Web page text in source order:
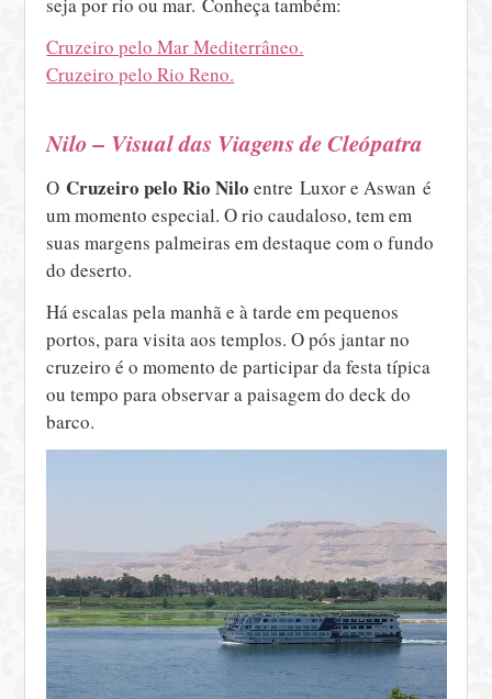
Cruzeiro pelo Mar Mediterrâneo.
Cruzeiro pelo Rio Reno.
Nilo – Visual das Viagens de Cleópatra
O Cruzeiro pelo Rio Nilo entre Luxor e Aswan é
um momento especial. O rio caudaloso, tem em
suas margens palmeiras em destaque com o fundo
do deserto.
Há escalas pela manhã e à tarde em pequenos
portos, para visita aos templos. O pós jantar no
cruzeiro é o momento de participar da festa típica
ou tempo para observar a paisagem do deck do
barco.